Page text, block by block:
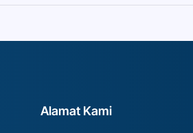
Alamat Kami